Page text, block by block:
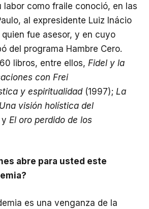
labor como fraile conoció, en las
al expresidente Luiz Inácio
fue asesor, y en cuyo
del programa Hambre Cero.
libros, entre ellos, Fidel y la
con Frei
y espiritualidad(1997); La
visión holística del
y El oro perdido de los
abre para usted este
es una venganza de la